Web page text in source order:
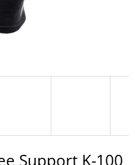
Support K-100